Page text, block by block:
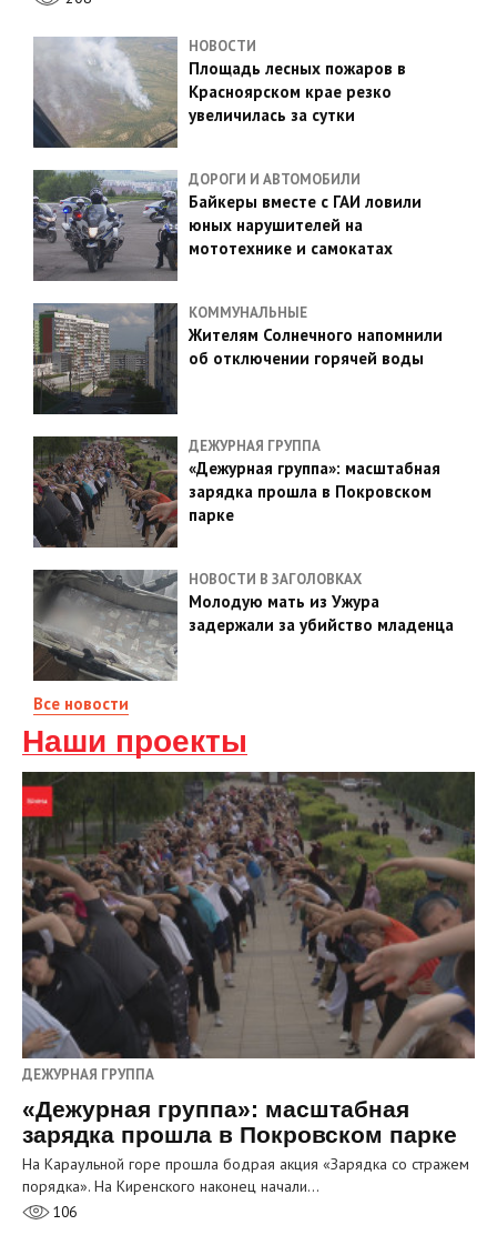
НОВОСТИ
Площадь лесных пожаров в
Красноярском крае резко
увеличилась за сутки
ДОРОГИ И АВТОМОБИЛИ
Байкеры вместе с ГАИ ловили
юных нарушителей на
мототехнике и самокатах
КОММУНАЛЬНЫЕ
Жителям Солнечного напомнили
об отключении горячей воды
ДЕЖУРНАЯ ГРУППА
«Дежурная группа»: масштабная
зарядка прошла в Покровском
парке
НОВОСТИ В ЗАГОЛОВКАХ
Молодую мать из Ужура
задержали за убийство младенца
Все новости
Наши проекты
ДЕЖУРНАЯ ГРУППА
«Дежурная группа»: масштабная
зарядка прошла в Покровском парке
На Караульной горе прошла бодрая акция «Зарядка со стражем
порядка». На Киренского наконец начали…
106